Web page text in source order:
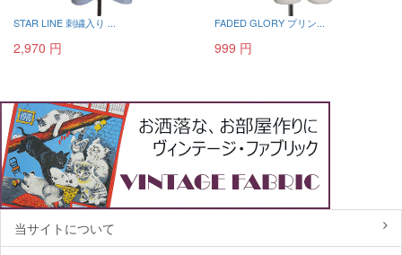
STAR LINE 刺繍入り ...
2,970 円
FADED GLORY プリン...
999 円
当サイトについて